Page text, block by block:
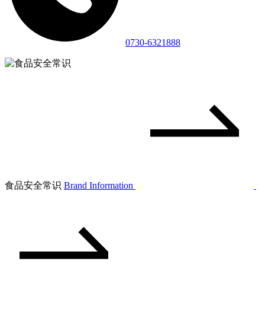
0730-6321888
食品安全常识 Brand Information